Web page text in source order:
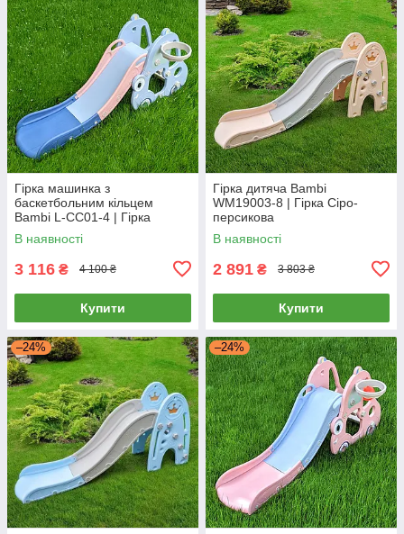
Гірка машинка з
баскетбольним кільцем
Bambi L-CC01-4 | Гірка
машинка Блакитна
В наявності
3 116 ₴ 4 100 ₴
Купити
Гірка дитяча Bambi
WM19003-8 | Гірка Сіро-
персикова
В наявності
2 891 ₴ 3 803 ₴
Купити
–24% –24%